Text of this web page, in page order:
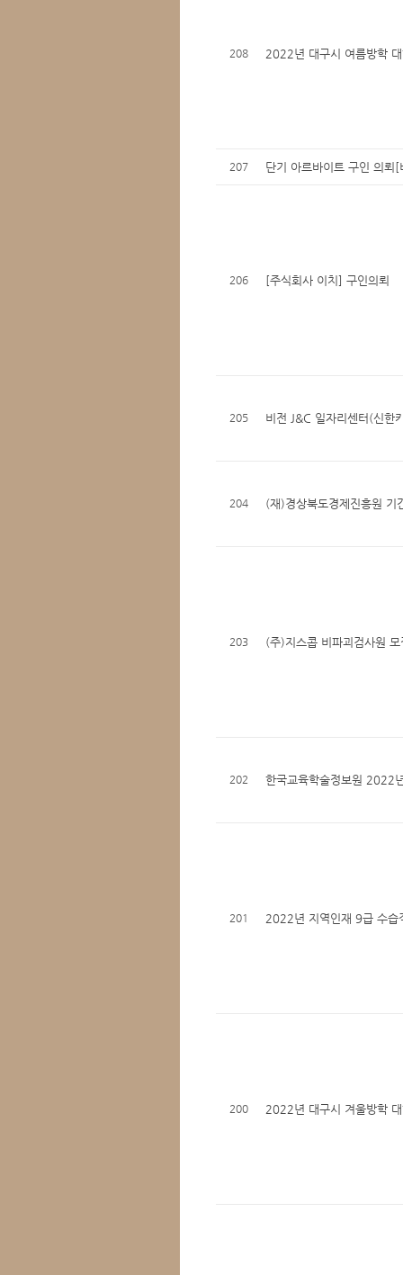
208 2022년 대구시 여름방학
207 단기 아르바이트 구인 의뢰
206 [주식회사 이치] 구인의뢰
205 비전 J&C 일자리센터(신한
204 (재)경상북도경제진흥원 기
203 (주)지스콥 비파괴검사원 모
202 한국교육학술정보원 2022
201 2022년 지역인재 9급 수습
200 2022년 대구시 겨울방학